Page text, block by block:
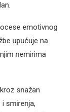
emotivnog
upućuje na
nemirima
snažan
smirenja,